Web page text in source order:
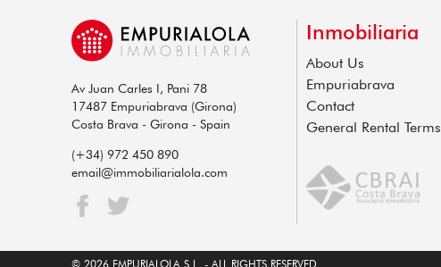
Av Juan Carles I, Pani 78
17487 Empuriabrava (Girona)
Costa Brava - Girona - Spain
(+34) 972 450 890
email@immobiliarialola.com
Inmobiliaria
About Us
Empuriabrava
Contact
General Rental Terms
© 2026 EMPURIALOLA S.L. - ALL RIGHTS RESERVED